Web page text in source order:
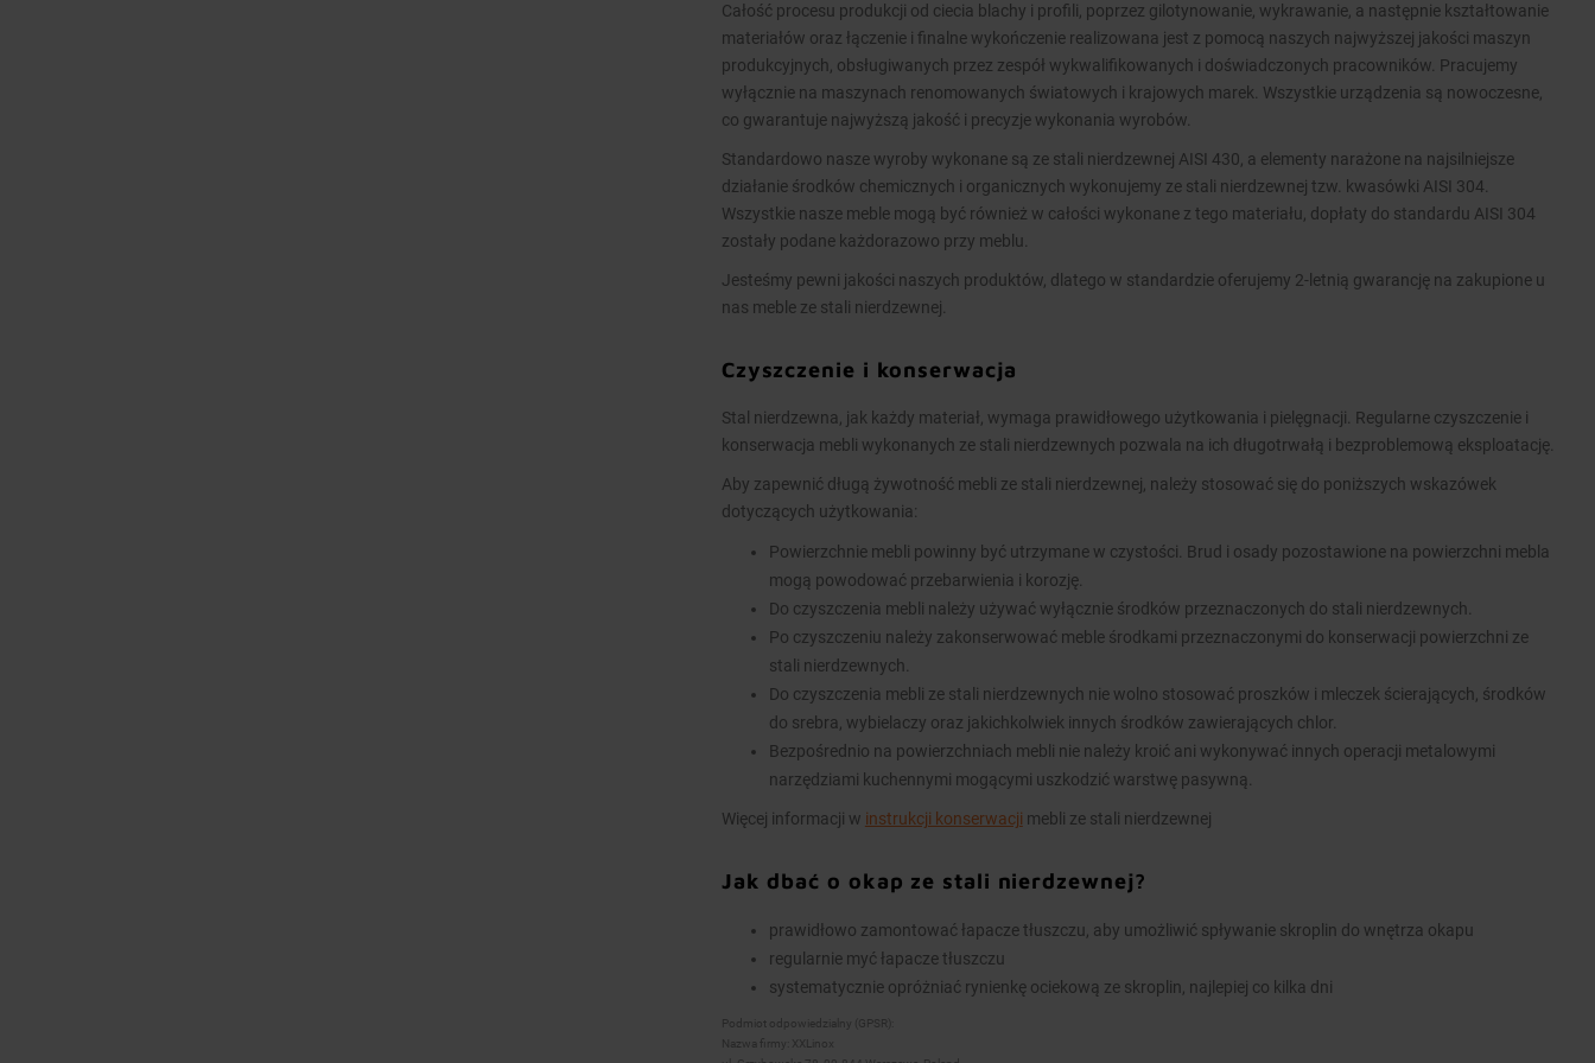
Całość procesu produkcji od ciecia blachy i profili, poprzez gilotynowanie, wykrawanie, a następnie kształtowanie
materiałów oraz łączenie i finalne wykończenie realizowana jest z pomocą naszych najwyższej jakości maszyn
produkcyjnych, obsługiwanych przez zespół wykwalifikowanych i doświadczonych pracowników. Pracujemy
wyłącznie na maszynach renomowanych światowych i krajowych marek. Wszystkie urządzenia są nowoczesne,
co gwarantuje najwyższą jakość i precyzje wykonania wyrobów.
Standardowo nasze wyroby wykonane są ze stali nierdzewnej AISI 430, a elementy narażone na najsilniejsze
działanie środków chemicznych i organicznych wykonujemy ze stali nierdzewnej tzw. kwasówki AISI 304.
Wszystkie nasze meble mogą być również w całości wykonane z tego materiału, dopłaty do standardu AISI 304
zostały podane każdorazowo przy meblu.
Jesteśmy pewni jakości naszych produktów, dlatego w standardzie oferujemy 2-letnią gwarancję na zakupione u
nas meble ze stali nierdzewnej.
Czyszczenie i konserwacja
Stal nierdzewna, jak każdy materiał, wymaga prawidłowego użytkowania i pielęgnacji. Regularne czyszczenie i
konserwacja mebli wykonanych ze stali nierdzewnych pozwala na ich długotrwałą i bezproblemową eksploatację.
Aby zapewnić długą żywotność mebli ze stali nierdzewnej, należy stosować się do poniższych wskazówek
dotyczących użytkowania:
Powierzchnie mebli powinny być utrzymane w czystości. Brud i osady pozostawione na powierzchni mebla
mogą powodować przebarwienia i korozję.
Do czyszczenia mebli należy używać wyłącznie środków przeznaczonych do stali nierdzewnych.
Po czyszczeniu należy zakonserwować meble środkami przeznaczonymi do konserwacji powierzchni ze
stali nierdzewnych.
Do czyszczenia mebli ze stali nierdzewnych nie wolno stosować proszków i mleczek ścierających, środków
do srebra, wybielaczy oraz jakichkolwiek innych środków zawierających chlor.
Bezpośrednio na powierzchniach mebli nie należy kroić ani wykonywać innych operacji metalowymi
narzędziami kuchennymi mogącymi uszkodzić warstwę pasywną.
Więcej informacji w instrukcji konserwacji mebli ze stali nierdzewnej
Jak dbać o okap ze stali nierdzewnej?
prawidłowo zamontować łapacze tłuszczu, aby umożliwić spływanie skroplin do wnętrza okapu
regularnie myć łapacze tłuszczu
systematycznie opróżniać rynienkę ociekową ze skroplin, najlepiej co kilka dni
Podmiot odpowiedzialny (GPSR):
Nazwa firmy: XXLinox